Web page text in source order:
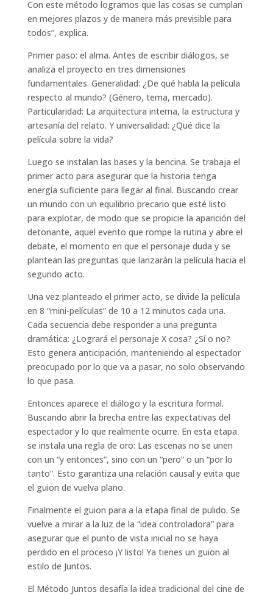
Con este método logramos que las cosas se cumplan
en mejores plazos y de manera más previsible para
todos”, explica.
Primer paso: el alma. Antes de escribir diálogos, se
analiza el proyecto en tres dimensiones
fundamentales. Generalidad: ¿De qué habla la película
respecto al mundo? (Género, tema, mercado).
Particularidad: La arquitectura interna, la estructura y
artesanía del relato. Y universalidad: ¿Qué dice la
película sobre la vida?
Luego se instalan las bases y la bencina. Se trabaja el
primer acto para asegurar que la historia tenga
energía suficiente para llegar al final. Buscando crear
un mundo con un equilibrio precario que esté listo
para explotar, de modo que se propicie la aparición del
detonante, aquel evento que rompe la rutina y abre el
debate, el momento en que el personaje duda y se
plantean las preguntas que lanzarán la película hacia el
segundo acto.
Una vez planteado el primer acto, se divide la película
en 8 “mini-películas” de 10 a 12 minutos cada una.
Cada secuencia debe responder a una pregunta
dramática: ¿Logrará el personaje X cosa? ¿Sí o no?
Esto genera anticipación, manteniendo al espectador
preocupado por lo que va a pasar, no solo observando
lo que pasa.
Entonces aparece el diálogo y la escritura formal.
Buscando abrir la brecha entre las expectativas del
espectador y lo que realmente ocurre. En esta etapa
se instala una regla de oro: Las escenas no se unen
con un “y entonces”, sino con un “pero” o un “por lo
tanto”. Esto garantiza una relación causal y evita que
el guion de vuelva plano.
Finalmente el guion para a la etapa final de pulido. Se
vuelve a mirar a la luz de la “idea controladora” para
asegurar que el punto de vista inicial no se haya
perdido en el proceso ¡Y listo! Ya tienes un guion al
estilo de Juntos.
El Método Juntos desafía la idea tradicional del cine de